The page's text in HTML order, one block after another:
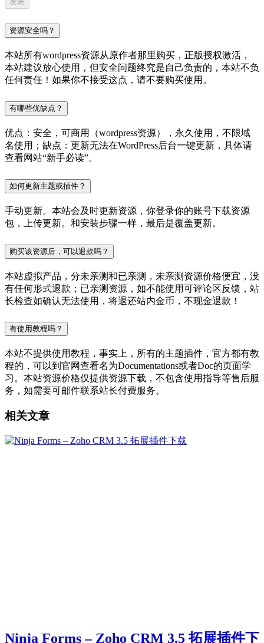
资源安全吗？
本站所有wordpress资源从原作者那里购买，正版授权激活，
本站建议放心使用，但安全问题终究是自己负责的，本站不负
任何责任！如果你不接受这点，请不要购买使用。
有哪些优缺点？
优点：安全，可商用（wordpress资源），永久使用，不限域
名使用；缺点：更新无法在WordPress后台一键更新，具体请
查看网站“新手必读”。
如何更新主题或插件？
手动更新。本站会及时更新资源，你登录你的账号下载资源
包，上传更新。和安装步骤一样，最后是覆盖更新。
购买该资源后，可以退款吗？
本站虚拟产品，分未亲测和已亲测，未亲测资源价格便宜，没
有任何形式退款；已亲测资源，如不能使用可评论区反馈，站
长检查如确认无法使用，将退还站内金币，不现金退款！
有使用教程吗？
本站不提供使用教程，事实上，所有的主题插件，官方都有教
程的，可以到官网查看名为Documentations或者Doc的页面学
习。本站资源价格仅提供资源下载，不包含使用指导等售后服
务，如需要可邮件联系站长付费服务。
相关文章
Ninja Forms – Zoho CRM 3.5 拓展插件下